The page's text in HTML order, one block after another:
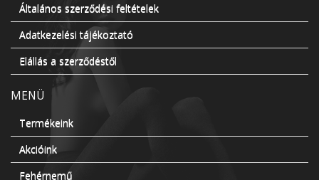
Általános szerződési feltételek
Adatkezelési tájékoztató
Elállás a szerződéstől
MENÜ
Termékeink
Akcióink
Fehérnemű